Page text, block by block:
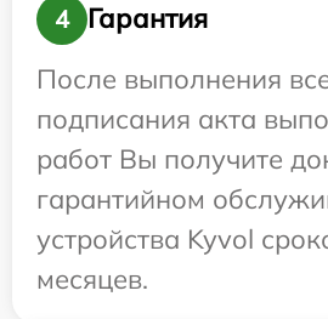
4
Гарантия
После выполнения
подписания акта
работ Вы получите
гарантийном
устройства Kyvol
месяцев.